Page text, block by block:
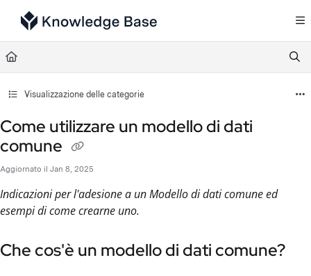
Documentation Index
Fetch the complete documentation index at:
Use this file to discover all available pages before exploring further.
Visualizzazione delle categorie
Come utilizzare un modello di dati
comune
Aggiornato il Jan 8, 2025
Indicazioni per l'adesione a un Modello di dati comune ed
esempi di come crearne uno.
Che cos'è un modello di dati comune?